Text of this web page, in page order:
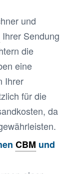
und
Ihrer Sendung
die
eine
Ihrer
für die
da
CBM und